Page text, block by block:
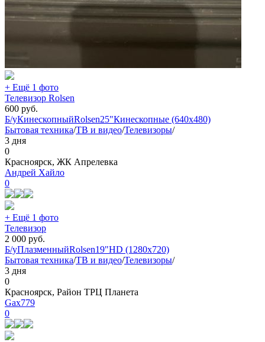
+ Ещё 1 фото
Телевизор Rolsen
600 руб.
Б/уКинескопныйRolsen25"Кинескопные (640x480)
Бытовая техника/ТВ и видео/Телевизоры/
3 дня
0
Красноярск, ЖК Апрелевка
Андрей Хайло
0
+ Ещё 1 фото
Телевизор
2 000 руб.
Б/уПлазменныйRolsen19"HD (1280x720)
Бытовая техника/ТВ и видео/Телевизоры/
3 дня
0
Красноярск, Район ТРЦ Планета
Gax779
0